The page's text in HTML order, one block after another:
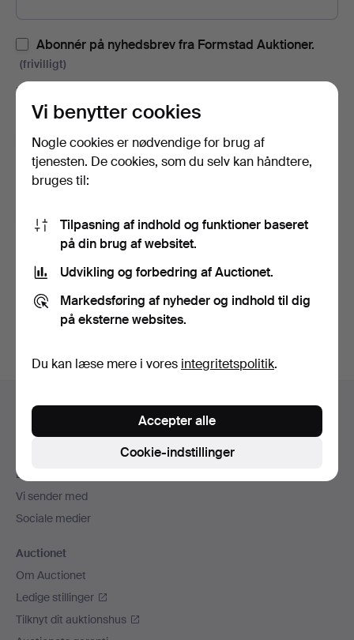
Abonnér på nyhedsbrev fra Formstad Auktioner.
(frivilligt)
Med blandt andet auktionskataloger, invitationer til events og
nyheder. Hvis du fortryder, kan du nemt afslutte abonnementet.
Tilmeld dig Auctionets nyhedsbrev. (frivilligt)
Her kan du blandt andet se eksperttips, udvalgte genstande og
inspiration. Hvis du fortryder, kan du nemt framelde det igen.
Jeg er over 18 år og godkender
købsbetingelsersamt bekræfter, at jeg har læst
integritetspolitikken .
Opret konto
Hjælp og kontaktoplysninger
Kontakt supporten
Betalingsmuligheder
Vi sender med
Sociale medier
Auctionet
Om Auctionet
Ledige stillinger
Tilknyt dit auktionshus
Vi benytter cookies
Nogle cookies er nødvendige for brug af
tjenesten. De cookies, som du selv kan håndtere,
bruges til:
Tilpasning af indhold og funktioner baseret
på din brug af websitet.
Udvikling og forbedring af Auctionet.
Markedsføring af nyheder og indhold til dig
på eksterne websites.
Du kan læse mere i vores integritetspolitik.
Cookie-indstillinger
Accepter alle